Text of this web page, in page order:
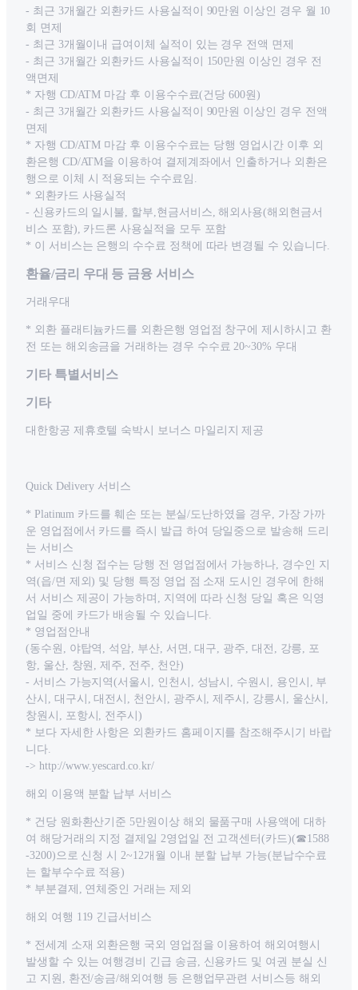
- 최근 3개월간 외환카드 사용실적이 90만원 이상인 경우 월 10
회 면제
- 최근 3개월이내 급여이체 실적이 있는 경우 전액 면제
- 최근 3개월간 외환카드 사용실적이 150만원 이상인 경우 전
액면제
* 자행 CD/ATM 마감 후 이용수수료(건당 600원)
- 최근 3개월간 외환카드 사용실적이 90만원 이상인 경우 전액
면제
* 자행 CD/ATM 마감 후 이용수수료는 당행 영업시간 이후 외
환은행 CD/ATM을 이용하여 결제계좌에서 인출하거나 외환은
행으로 이체 시 적용되는 수수료임.
* 외환카드 사용실적
- 신용카드의 일시불, 할부,현금서비스, 해외사용(해외현금서
비스 포함), 카드론 사용실적을 모두 포함
* 이 서비스는 은행의 수수료 정책에 따라 변경될 수 있습니다.
환율/금리 우대 등 금융 서비스
거래우대
* 외환 플래티늄카드를 외환은행 영업점 창구에 제시하시고 환
전 또는 해외송금을 거래하는 경우 수수료 20~30% 우대
기타 특별서비스
기타
대한항공 제휴호텔 숙박시 보너스 마일리지 제공
Quick Delivery 서비스
* Platinum 카드를 훼손 또는 분실/도난하였을 경우, 가장 가까
운 영업점에서 카드를 즉시 발급 하여 당일중으로 발송해 드리
는 서비스
* 서비스 신청 접수는 당행 전 영업점에서 가능하나, 경수인 지
역(읍/면 제외) 및 당행 특정 영업 점 소재 도시인 경우에 한해
서 서비스 제공이 가능하며, 지역에 따라 신청 당일 혹은 익영
업일 중에 카드가 배송될 수 있습니다.
* 영업점안내
(동수원, 야탑역, 석암, 부산, 서면, 대구, 광주, 대전, 강릉, 포
항, 울산, 창원, 제주, 전주, 천안)
- 서비스 가능지역(서울시, 인천시, 성남시, 수원시, 용인시, 부
산시, 대구시, 대전시, 천안시, 광주시, 제주시, 강릉시, 울산시,
창원시, 포항시, 전주시)
* 보다 자세한 사항은 외환카드 홈페이지를 참조해주시기 바랍
니다.
-> http://www.yescard.co.kr/
해외 이용액 분할 납부 서비스
* 건당 원화환산기준 5만원이상 해외 물품구매 사용액에 대하
여 해당거래의 지정 결제일 2영업일 전 고객센터(카드)(☎1588
-3200)으로 신청 시 2~12개월 이내 분할 납부 가능(분납수수료
는 할부수수료 적용)
* 부분결제, 연체중인 거래는 제외
해외 여행 119 긴급서비스
* 전세계 소재 외환은행 국외 영업점을 이용하여 해외여행시
발생할 수 있는 여행경비 긴급 송금, 신용카드 및 여권 분실 신
고 지원, 환전/송금/해외여행 등 은행업무관련 서비스등 해외